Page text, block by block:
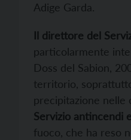
Adige Garda.
Il direttore del
particolarmente
Doss del Sabion,
territorio,
precipitazione nelle
Servizio antincendi
fuoco, che ha reso